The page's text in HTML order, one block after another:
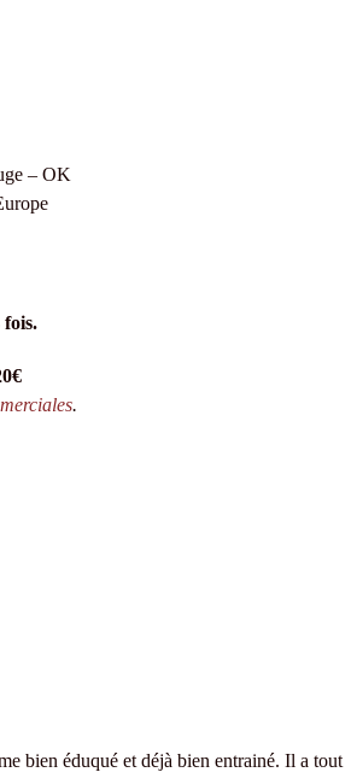
– OK
fois.
.
bien éduqué et déjà bien entrainé. Il a tout